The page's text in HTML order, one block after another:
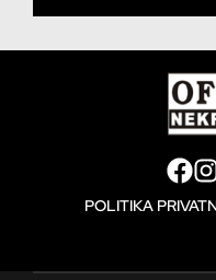
POLITIKA